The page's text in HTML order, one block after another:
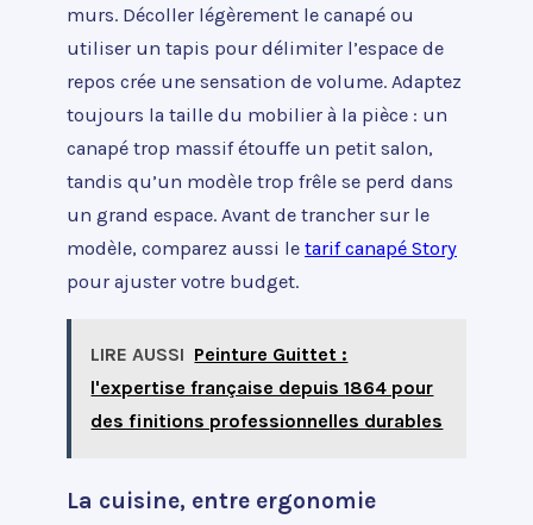
murs. Décoller légèrement le canapé ou
utiliser un tapis pour délimiter l’espace de
repos crée une sensation de volume. Adaptez
toujours la taille du mobilier à la pièce : un
canapé trop massif étouffe un petit salon,
tandis qu’un modèle trop frêle se perd dans
un grand espace. Avant de trancher sur le
modèle, comparez aussi le tarif canapé Story
pour ajuster votre budget.
LIRE AUSSI Peinture Guittet :
l'expertise française depuis 1864 pour
des finitions professionnelles durables
La cuisine, entre ergonomie